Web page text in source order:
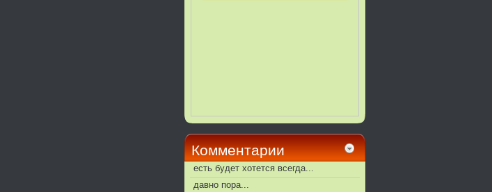
Комментарии
есть будет хотется всегда...
давно пора...